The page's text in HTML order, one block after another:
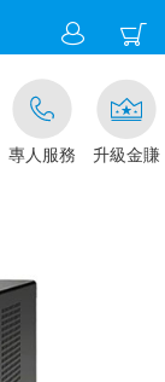
專人服務 升級金賺